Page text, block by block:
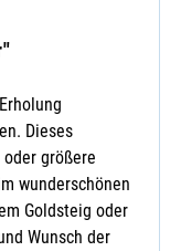
Dieses
größere
wunderschönen
Goldsteig oder
Wunsch der